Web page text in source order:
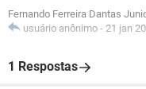
Fernando Ferreira Dantas
usuário anônimo - 21 jan
1 Respostas